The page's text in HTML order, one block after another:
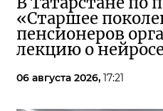
«Старшее
пенсионеров
лекцию о
06 августа 2026, 17:21